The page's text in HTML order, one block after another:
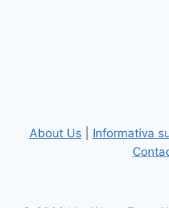
About Us Informativa